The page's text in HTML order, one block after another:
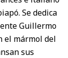
Se dedica
Guillermo
el mármol del
sus